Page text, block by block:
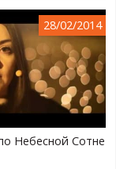
28/02/2014
Небесной Сотне